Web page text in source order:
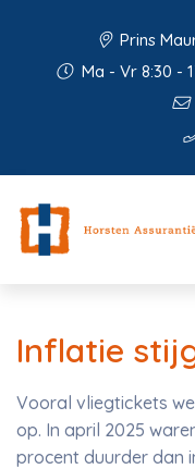
Prins
Ma - Vr 8:30 -
Inflatie
Vooral vliegtickets
op. In april 2025
procent duurder dan